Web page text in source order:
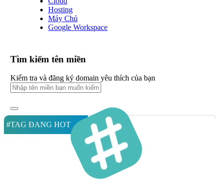
Hosting
Máy Chủ
Google Workspace
Tìm kiếm tên miền
Kiểm tra và đăng ký domain yêu thích của bạn
#TAG ĐANG HOT